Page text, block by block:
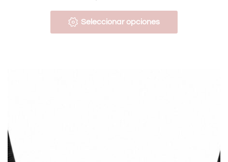
Seleccionar opciones